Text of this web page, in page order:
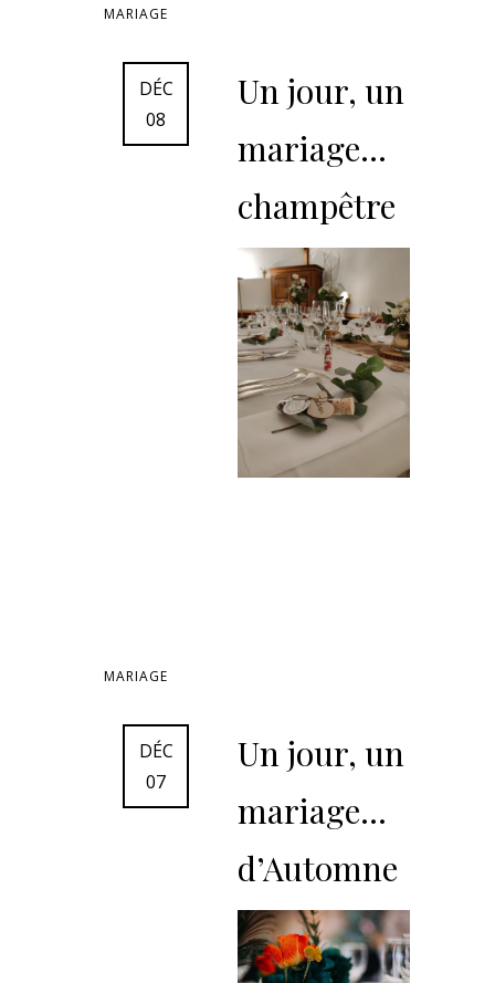
MARIAGE
DÉC
08
Un jour, un
mariage…
champêtre
MARIAGE
DÉC
07
Un jour, un
mariage…
d’Automne